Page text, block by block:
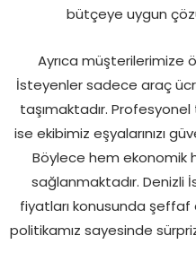
bütçeye uygun
Ayrıca müşterilerimize
İsteyenler sadece araç
taşımaktadır. Profesyonel
ise ekibimiz eşyalarınızı
Böylece hem ekonomik
sağlanmaktadır. Denizli
fiyatları konusunda şeffaf
politikamız sayesinde